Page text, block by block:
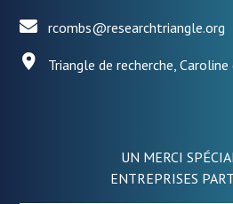
rcombs@researchtriangle.org
Triangle de recherche,
UN MERCI
ENTREPRISES